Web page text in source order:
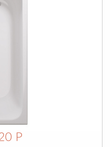
Р